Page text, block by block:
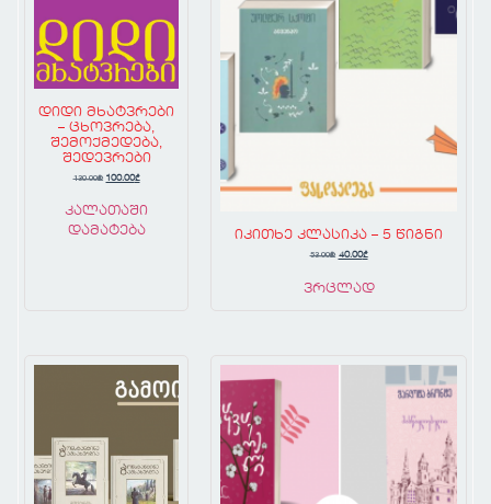
დიდი მხატვრები
– ცხოვრება,
შემოქმედება,
შედევრები
130.00₾ 100.00₾
კალათაში
დამატება
იკითხე კლასიკა – 5 წიგნი
53.00₾ 40.00₾
ვრცლად